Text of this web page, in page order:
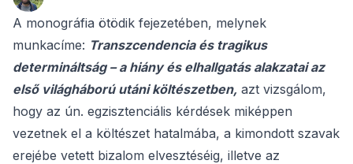
A monográfia ötödik fejezetében, melynek
munkacíme: Transzcendencia és tragikus
determináltság – a hiány és elhallgatás alakzatai az
első világháború utáni költészetben, azt vizsgálom,
hogy az ún. egzisztenciális kérdések miképpen
vezetnek el a költészet hatalmába, a kimondott szavak
erejébe vetett bizalom elvesztéséig, illetve az